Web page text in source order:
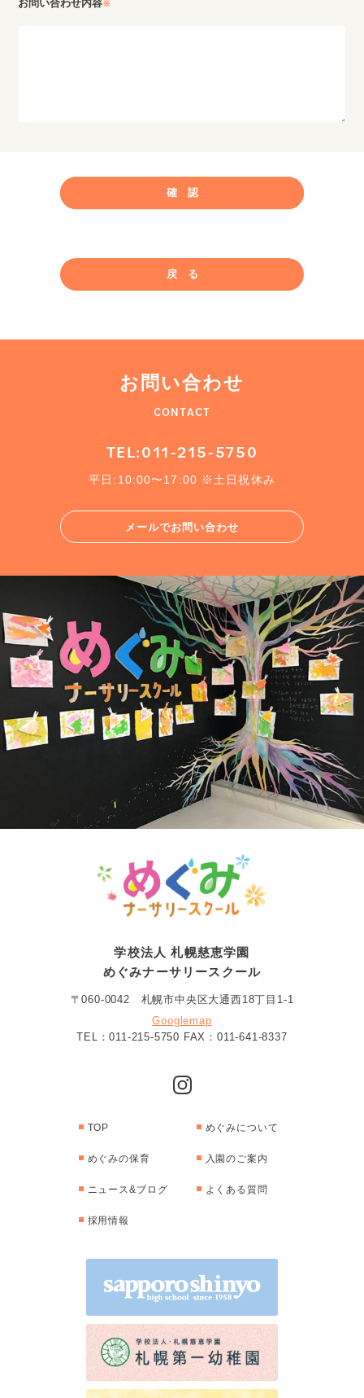
お問い合わせ内容※
戻る
お問い合わせ
CONTACT
TEL:011-215-5750
平日:10:00〜17:00 ※土日祝休み
メールでお問い合わせ
学校法人 札幌慈恵学園
めぐみナーサリースクール
〒060-0042 札幌市中央区大通西18丁目1-1
Googlemap
TEL：011-215-5750 FAX：011-641-8337
TOP めぐみについて
めぐみの保育 入園のご案内
ニュース&ブログ よくある質問
採用情報